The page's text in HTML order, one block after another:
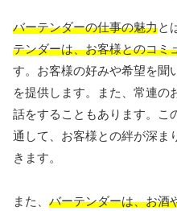
バーテンダーの仕事の魅力と
テンダーは、お客様とのコミ
す。お客様の好みや希望を聞
を提供します。また、常連の
話をすることもあります。こ
通して、お客様との絆が深ま
きます。
また、 バーテンダーは、お酒